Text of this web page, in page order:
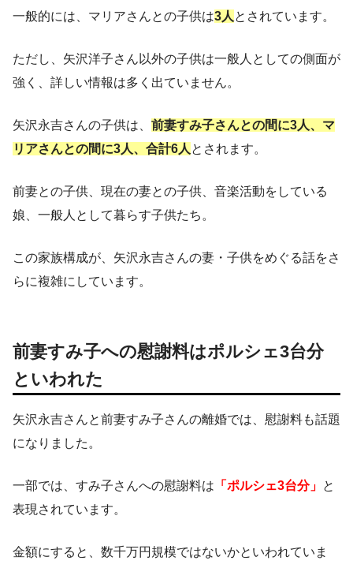
一般的には、マリアさんとの子供は3人とされています。
ただし、矢沢洋子さん以外の子供は一般人としての側面が
強く、詳しい情報は多く出ていません。
矢沢永吉さんの子供は、 前妻すみ子さんとの間に3人、マ
リアさんとの間に3人、合計6人とされます。
前妻との子供、現在の妻との子供、音楽活動をしている
娘、一般人として暮らす子供たち。
この家族構成が、矢沢永吉さんの妻・子供をめぐる話をさ
らに複雑にしています。
前妻すみ子への慰謝料はポルシェ3台分
といわれた
矢沢永吉さんと前妻すみ子さんの離婚では、慰謝料も話題
になりました。
一部では、すみ子さんへの慰謝料は 「ポルシェ3台分」 と
表現されています。
金額にすると、数千万円規模ではないかといわれていま